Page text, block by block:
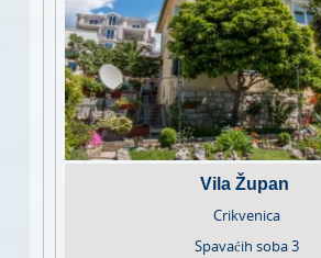
Vila Župan
Crikvenica
Spavaćih soba3